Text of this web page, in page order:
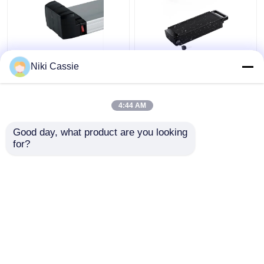
18650 লিথিয়াম ব্যাটারি
13S6P PC ABS লিথিয়াম
ইলেকট্রিক বাইকের ব্যাটারি রিয়ার
Niki Cassie
4:44 AM
Good day, what product are you looking
for?